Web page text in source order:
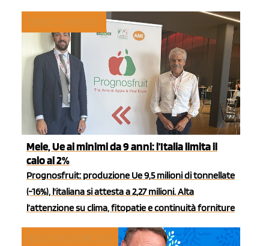
Mele, Ue ai minimi da 9 anni: l’Italia limita il
calo al 2%
Prognosfruit: produzione Ue 9,5 milioni di tonnellate
(-16%), l'italiana si attesta a 2,27 milioni. Alta
l’attenzione su clima, fitopatie e continuità forniture